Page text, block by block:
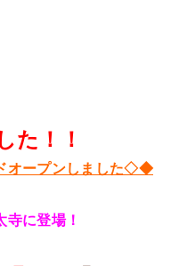
た！！
オープンしました◇◆
寺に登場！